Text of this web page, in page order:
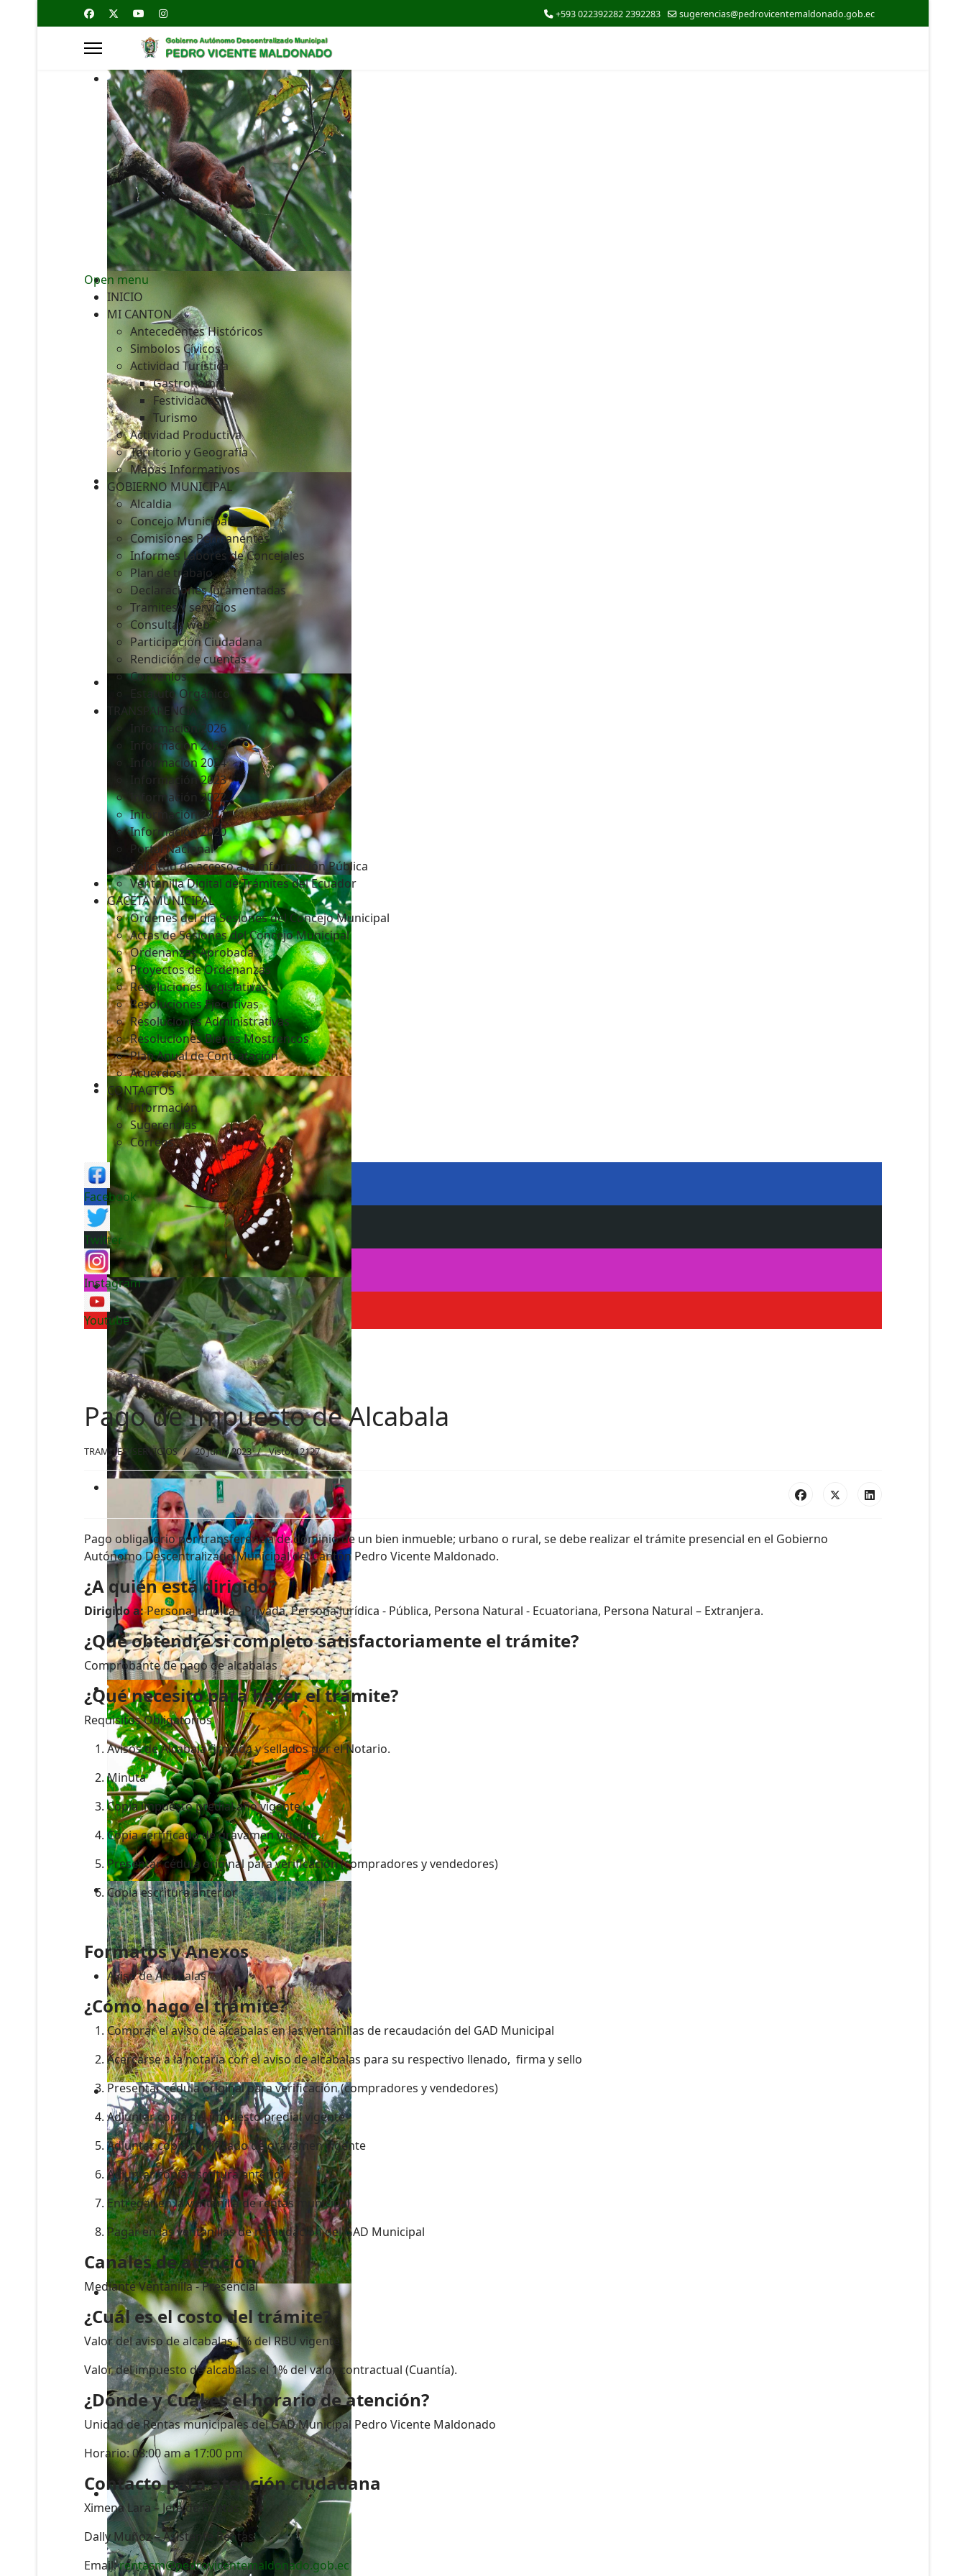
+593 022392282 2392283 sugerencias@pedrovicentemaldonado.gob.ec
Open menu
INICIO
MI CANTON
Antecedentes Históricos
Simbolos Cívicos
Actividad Turística
Gastronomía
Festividades
Turismo
Actividad Productiva
Territorio y Geografía
Mapas Informativos
GOBIERNO MUNICIPAL
Alcaldia
Concejo Municipal
Comisiones Permanentes
Informes Labores de Concejales
Plan de trabajo
Declaraciones Juramentadas
Tramites y servicios
Consultas web
Participación Ciudadana
Rendición de cuentas
Convenios
Estatuto Orgánico
TRANSPARENCIA
Informacion 2026
Informacion 2025
Informacion 2024
Información 2023
Información 2022
Información 2021
Información 2020
Portal Nacional
Solicitud de acceso a la Información Pública
Ventanilla Digital de Trámites del Ecuador
GACETA MUNICIPAL
Ordenes del día Sesiones del Concejo Municipal
Actas de Sesiones del Concejo Municipal
Ordenanzas Aprobadas
Proyectos de Ordenanzas
Resoluciones Legislativas
Resoluciones Ejecutivas
Resoluciones Administrativas
Resoluciones Bienes Mostrencos
Plan Anual de Contratación
Acuerdos
CONTACTOS
Información
Sugerencias
Correos
Facebook
Twitter
Instagram
Youtube
Pago de Impuesto de Alcabala
TRAMITESYSERVICIOS 20 Junio 2023 Visto: 12127
Pago obligatorio por transferencia de dominio de un bien inmueble; urbano o rural, se debe realizar el trámite presencial en el Gobierno
Autónomo Descentralizado Municipal del Cantón Pedro Vicente Maldonado.
¿A quién está dirigido?
Dirigido a:Persona Jurídica - Privada, Persona Jurídica - Pública, Persona Natural - Ecuatoriana, Persona Natural – Extranjera.
¿Qué obtendré si completo satisfactoriamente el trámite?
Comprobante de pago de alcabalas
¿Qué necesito para hacer el trámite?
Requisitos Obligatorios
Avisos de Alcabala firmada y sellados por el Notario.
Minuta
Copia impuesto predial año vigente
Copia certificado de gravamen vigente
Presentar cédula original para verificación (compradores y vendedores)
Copia escritura anterior
Formatos y Anexos
Aviso de Alcabalas
¿Cómo hago el trámite?
Comprar el aviso de alcabalas en las ventanillas de recaudación del GAD Municipal
Acercarse a la notaria con el aviso de alcabalas para su respectivo llenado, firma y sello
Presentar cédula original para verificación (compradores y vendedores)
Adjuntar copia del impuesto predial vigente
Adjuntar copia certificado de gravamen vigente
Adjuntar copia escritura anterior
Entregar en la ventanilla de rentas municipal
Pagar en las ventanillas de recaudación del GAD Municipal
Canales de atención
Mediante Ventanilla - Presencial
¿Cuál es el costo del trámite?
Valor del aviso de alcabalas 1% del RBU vigente
Valor del impuesto de alcabalas el 1% del valor contractual (Cuantía).
¿Dónde y Cual es el horario de atención?
Unidad de Rentas municipales del GAD Municipal Pedro Vicente Maldonado
Horario: 08:00 am a 17:00 pm
Contacto para atención ciudadana
Ximena Lara – Jefe de Rentas
Dally Muñoz – Asistente Rentas
Email:rentasm@pedrovicentemaldonado.gob.ec